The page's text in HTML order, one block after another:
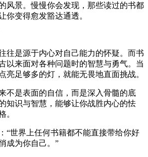
风景。慢慢你会发现，那些读过的书都
你变得愈发豁达通透。
往是源于内心对自己能力的怀疑。而书
以来面对各种问题时的智慧与勇气。当
亮足够多的灯，就能无畏地直面挑战。
不是表面的自信，而是深入骨髓的底
知识与智慧，能够让你战胜内心的怯
。
“世界上任何书籍都不能直接带给你好
成为你自己。”